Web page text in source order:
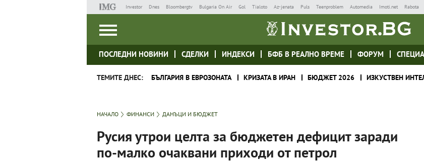
Investor Dnes Bloombergtv Bulgaria On Air Gol Tialoto Az-jenata Puls Teenproblem Automedia Imoti.net Rabota
ПОСЛЕДНИ НОВИНИ СДЕЛКИ ИНДЕКСИ БФБ В РЕАЛНО ВРЕМЕ ФОРУМ
ТЕМИТЕ ДНЕС: БЪЛГАРИЯ В ЕВРОЗОНАТА КРИЗАТА В ИРАН БЮДЖЕТ 2026 ИЗКУСТВЕН
НАЧАЛО ФИНАНСИ ДАНЪЦИ И БЮДЖЕТ
Русия утрои целта за бюджетен дефицит заради
по-малко очаквани приходи от петрол